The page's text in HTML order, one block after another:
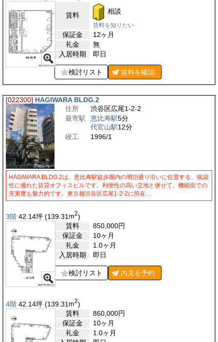
賃料 相談
賃料を知りたい
保証金
12ヶ月
礼金
無
入居時期
即日
検討リスト 賃料を確認
[022300] HAGIWARA BLDG.2
住所
渋谷区広尾1-2-2
最寄駅
恵比寿駅5分
代官山駅12分
竣工
1996/1
HAGIWARA BLDG.2は、恵比寿駅徒歩圏内の明治通り沿いに位置する、視認
性に優れた賃貸オフィスビルです。利便性の高い立地と併せて、機能面での
充実度も魅力的です。東京都渋谷区広尾1-2-2に所在…
3階 42.14坪 (139.31 m2)
賃料
850,000円
保証金
10ヶ月
礼金
1.0ヶ月
入居時期
即日
検討リスト 内見を予約
4階 42.14坪 (139.31 m2)
賃料
860,000円
保証金
10ヶ月
礼金
1.0ヶ月